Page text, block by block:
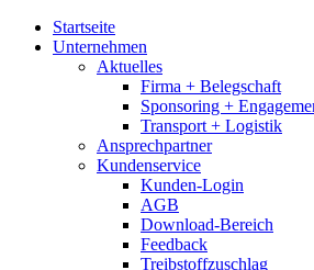
Startseite
Unternehmen
Aktuelles
Firma + Belegschaft
Sponsoring +
Transport + Logistik
Ansprechpartner
Kundenservice
Kunden-Login
AGB
Download-Bereich
Feedback
Treibstoffzuschlag